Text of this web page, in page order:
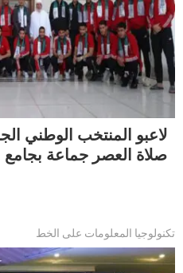
لاعبو المنتخب الوطني
صلاة العصر جماعة بجامع
تكنولوجيا المعلومات على الخط